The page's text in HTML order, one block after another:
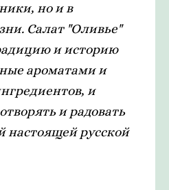
но и в
Салат "Оливье"
и историю
ароматами и
и
и радовать
настоящей русской